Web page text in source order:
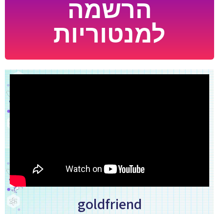
הרשמה
למנטוריות
goldfriend